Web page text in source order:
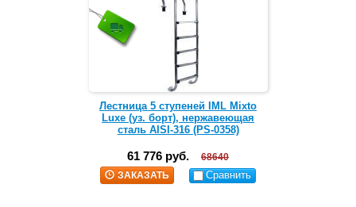
Лестница 5 ступеней IML Mixto
Luxe (уз. борт), нержавеющая
сталь AISI-316 (PS-0358)
61 776 руб.
68640
ЗАКАЗАТЬ
Сравнить